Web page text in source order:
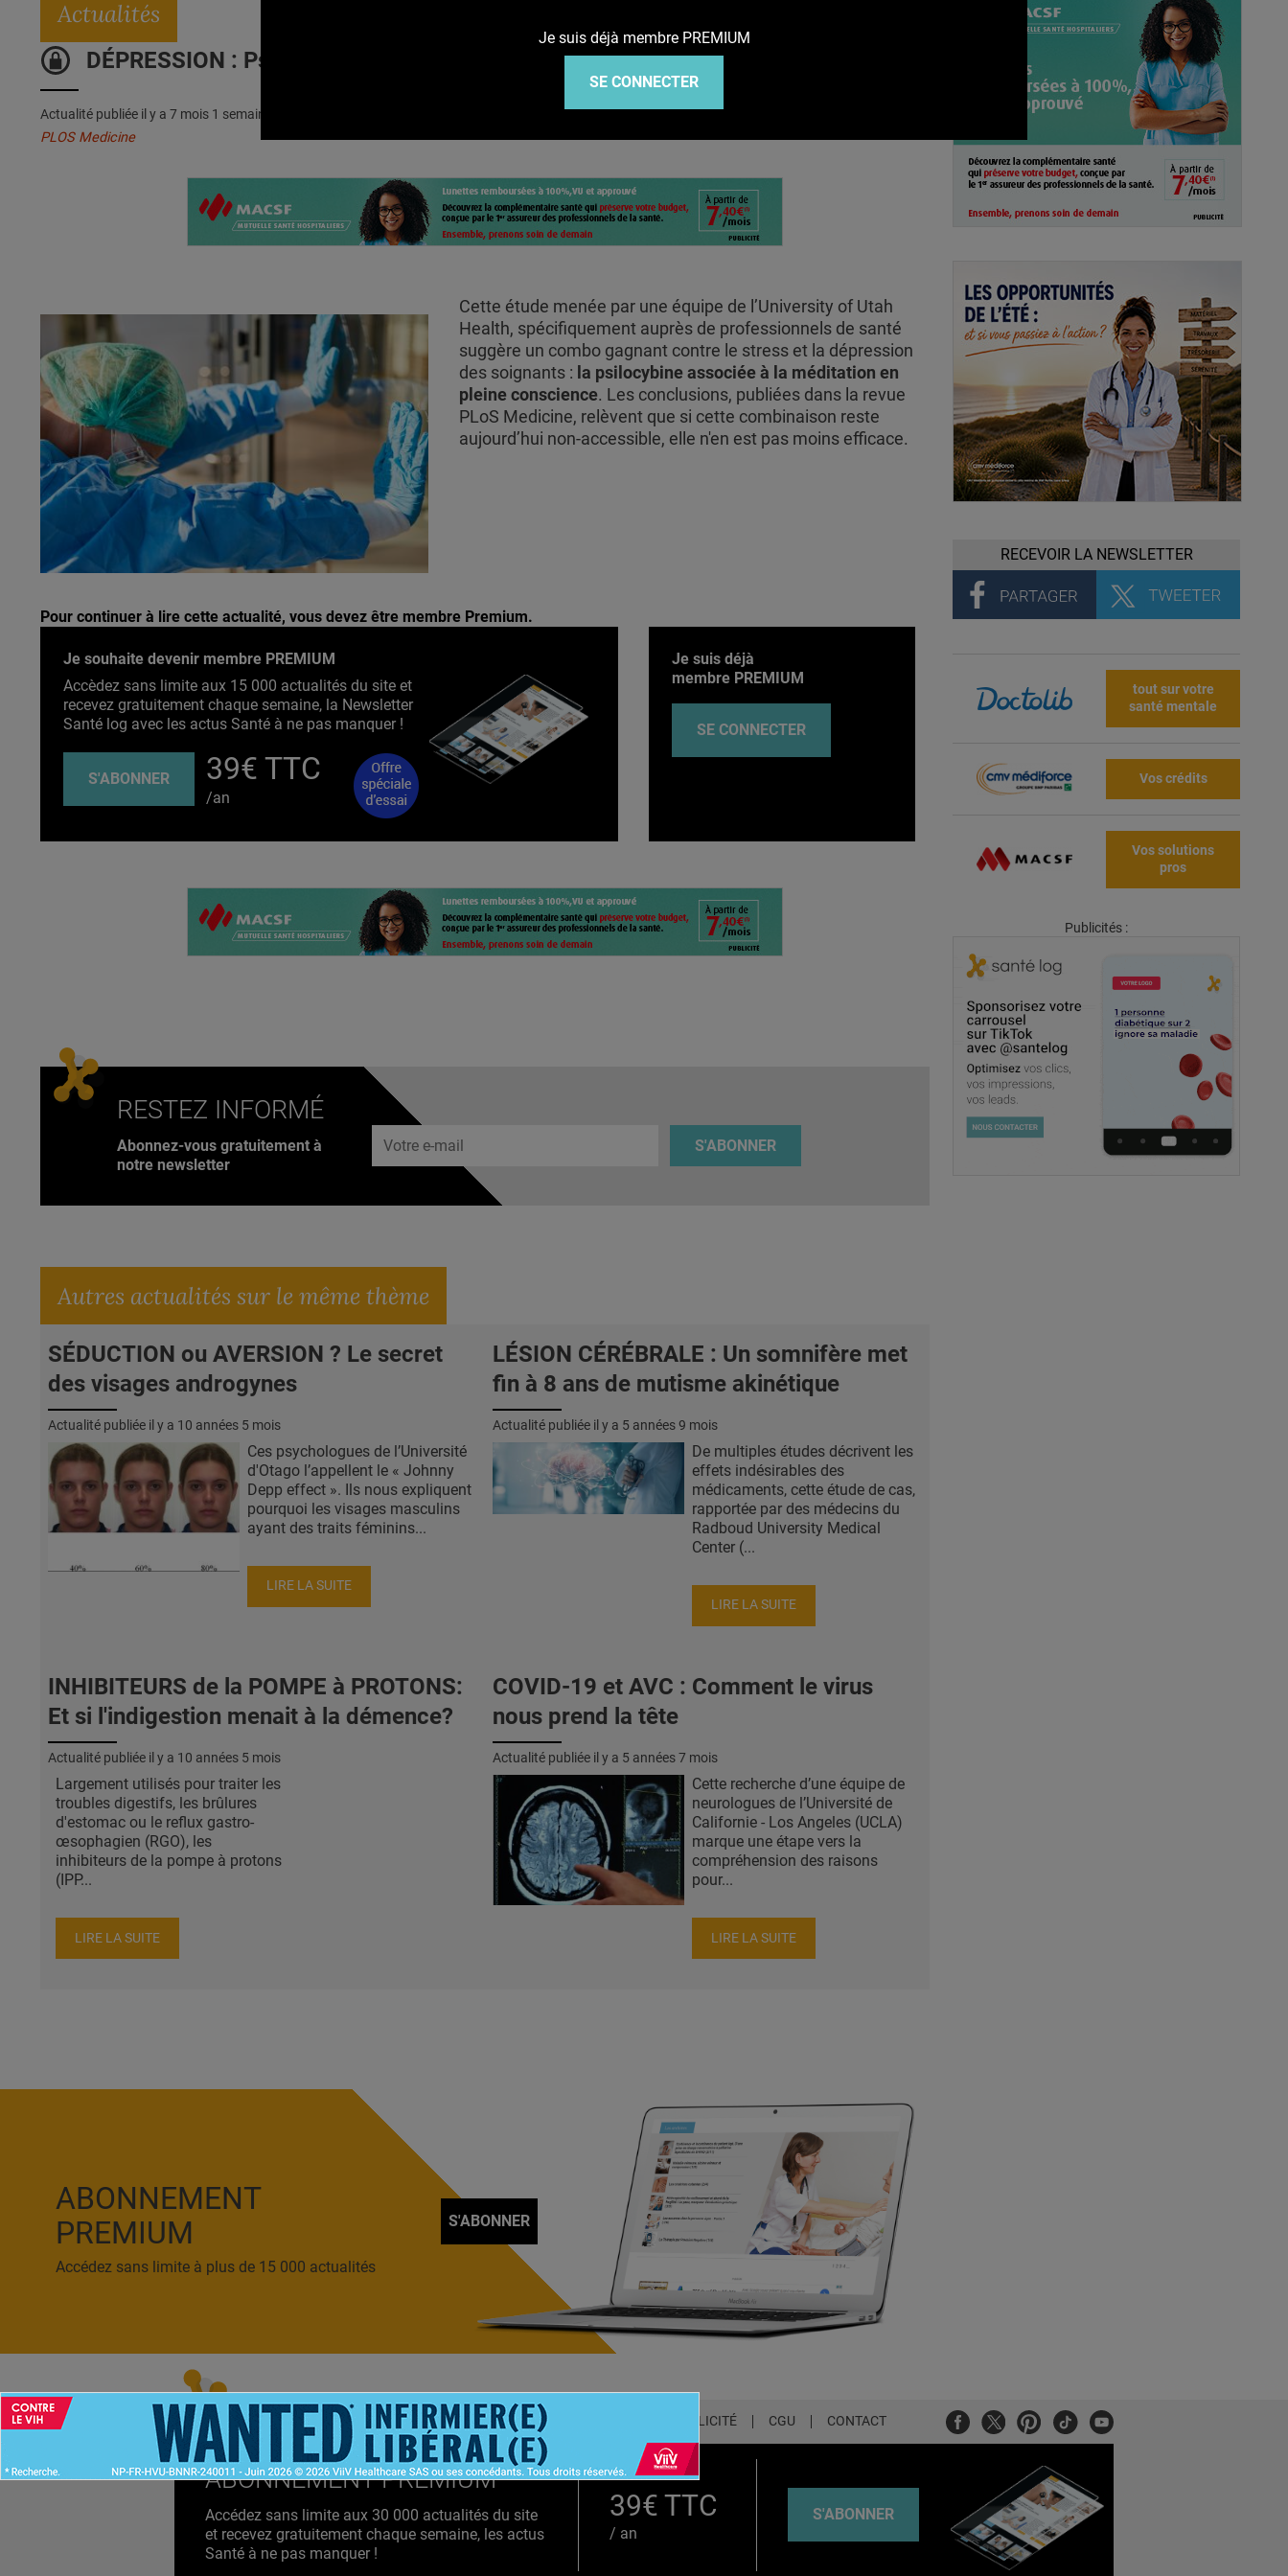
Actualités
DÉPRESSION : Psilocybine + pleine conscience, un combo qui fait ses preuves
Actualité publiée il y a 7 mois 1 semaine 4 jours
PLOS Medicine
Cette étude menée par une équipe de l’University of Utah
Health, spécifiquement auprès de professionnels de santé
suggère un combo gagnant contre le stress et la dépression
des soignants : la psilocybine associée à la méditation en
pleine conscience. Les conclusions, publiées dans la revue
PLoS Medicine, relèvent que si cette combinaison reste
aujourd’hui non-accessible, elle n'en est pas moins efficace.
Pour continuer à lire cette actualité, vous devez être membre Premium.
Je souhaite devenir membre PREMIUM
Accèdez sans limite aux 15 000 actualités du site et
recevez gratuitement chaque semaine, la Newsletter
Santé log avec les actus Santé à ne pas manquer !
S'ABONNER 39€ TTC
/an
Je suis déjà
membre PREMIUM
SE CONNECTER
Je suis déjà membre PREMIUM
SE CONNECTER
RESTEZ INFORMÉ
Abonnez-vous gratuitement à
notre newsletter
Adresse e-mail
S'ABONNER
Autres actualités sur le même thème
SÉDUCTION ou AVERSION ? Le secret
des visages androgynes
Actualité publiée il y a 10 années 5 mois
Ces psychologues de l’Université
d'Otago l’appellent le « Johnny
Depp effect ». Ils nous expliquent
pourquoi les visages masculins
ayant des traits féminins...
LIRE LA SUITE
LÉSION CÉRÉBRALE : Un somnifère met
fin à 8 ans de mutisme akinétique
Actualité publiée il y a 5 années 9 mois
De multiples études décrivent les
effets indésirables des
médicaments, cette étude de cas,
rapportée par des médecins du
Radboud University Medical
Center (...
LIRE LA SUITE
INHIBITEURS de la POMPE à PROTONS:
Et si l'indigestion menait à la démence?
Actualité publiée il y a 10 années 5 mois
Largement utilisés pour traiter les
troubles digestifs, les brûlures
d'estomac ou le reflux gastro-
œsophagien (RGO), les
inhibiteurs de la pompe à protons
(IPP...
LIRE LA SUITE
COVID-19 et AVC : Comment le virus
nous prend la tête
Actualité publiée il y a 5 années 7 mois
Cette recherche d’une équipe de
neurologues de l’Université de
Californie - Los Angeles (UCLA)
marque une étape vers la
compréhension des raisons
pour...
LIRE LA SUITE
ABONNEMENT
PREMIUM
Accédez sans limite à plus de 15 000 actualités
S'ABONNER
RECEVOIR LA NEWSLETTER
tout sur votre
santé mentale
Vos crédits
Vos solutions
pros
Publicités :
ACCUEIL NEWSLETTER QUI SOMMES-NOUS ? PUBLICITÉ CGU CONTACT FacebookTwitterPinterest
TiktokYoutube
ABONNEMENT PREMIUM
Accédez sans limite aux 30 000 actualités du site
et recevez gratuitement chaque semaine, les actus
Santé à ne pas manquer !
39€ TTC
/ an
S'ABONNER